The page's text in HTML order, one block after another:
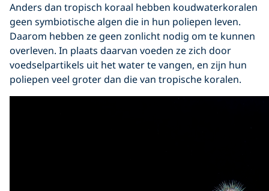
Anders dan tropisch koraal hebben koudwaterkoralen
geen symbiotische algen die in hun poliepen leven.
Daarom hebben ze geen zonlicht nodig om te kunnen
overleven. In plaats daarvan voeden ze zich door
voedselpartikels uit het water te vangen, en zijn hun
poliepen veel groter dan die van tropische koralen.